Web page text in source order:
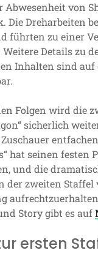
Abwesenheit von
Die Dreharbeiten
führten zu einer
Weitere Details zu
Inhalten sind auf
Folgen wird die
sicherlich
hat seinen festen
und die
zweiten Staffel
Story gibt es auf
ersten